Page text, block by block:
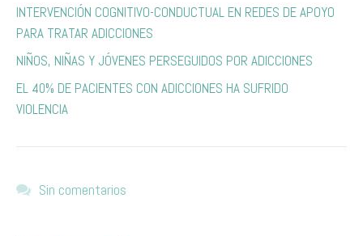
INTERVENCIÓN COGNITIVO-CONDUCTUAL EN REDES DE APOYO
PARA TRATAR ADICCIONES
NIÑOS, NIÑAS Y JÓVENES PERSEGUIDOS POR ADICCIONES
EL 40% DE PACIENTES CON ADICCIONES HA SUFRIDO
VIOLENCIA
Sin comentarios